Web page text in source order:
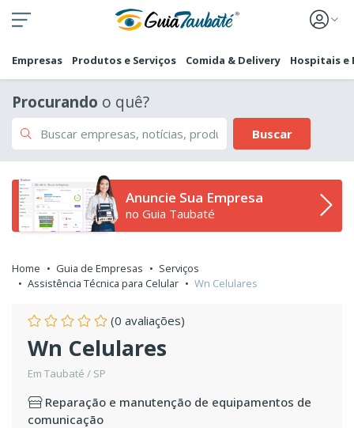
Empresas Produtos e Serviços Comida & Delivery Hospitais e
Procurando o quê?
Buscar
Anuncie Sua Empresa
no Guia Taubaté
Home Guia de Empresas
Serviços
Assistência Técnica para Celular
Wn Celulares
(0 avaliações)
Wn Celulares
Em Taubaté / SP
Reparação e manutenção de equipamentos de
comunicação